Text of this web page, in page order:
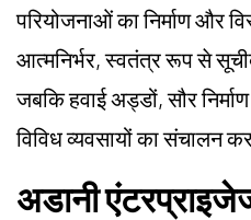
परियोजनाओं का निर्माण और
आत्मनिर्भर, स्वतंत्र रूप से
जबकि हवाई अड्डों, सौर
विविध व्यवसायों का संचालन
अडानी